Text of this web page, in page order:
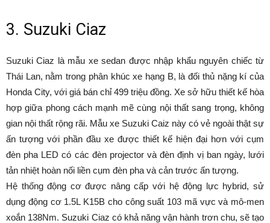
3. Suzuki Ciaz
Suzuki Ciaz là mẫu xe sedan được nhập khẩu nguyên chiếc từ
Thái Lan, nằm trong phân khúc xe hạng B, là đối thủ nặng kí của
Honda City, với giá bán chỉ 499 triệu đồng. Xe sở hữu thiết kế hòa
hợp giữa phong cách mạnh mẽ cùng nội thất sang trọng, không
gian nội thất rộng rãi. Mẫu xe Suzuki Caiz này có vẻ ngoài thật sự
ấn tượng với phần đầu xe được thiết kế hiện đại hơn với cụm
đèn pha LED có các đèn projector và đèn định vị ban ngày, lưới
tản nhiệt hoàn nối liền cụm đèn pha và cản trước ấn tượng.
Hệ thống động cơ được nâng cấp với hệ động lực hybrid, sử
dụng động cơ 1.5L K15B cho công suất 103 mã vực và mô-men
xoắn 138Nm. Suzuki Ciaz có khả năng vận hành trơn chu, sẽ tạo